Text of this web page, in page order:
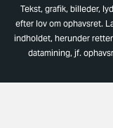
Tekst, grafik, billeder,
efter lov om ophavsret.
indholdet, herunder
datamining, jf.